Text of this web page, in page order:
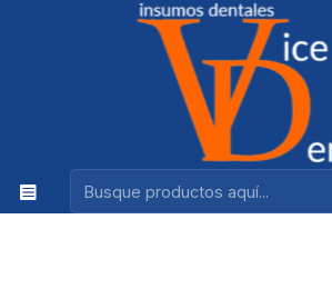
Ventas +56944575313
ADHESION Y RESTAURACION
COMPOSITE FILTEK P60